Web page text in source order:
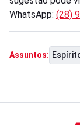
WhatsApp: (28)
Assuntos: